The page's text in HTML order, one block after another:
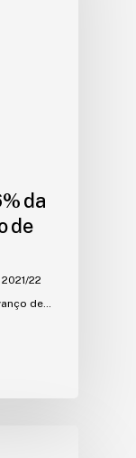
da
de
22
de…